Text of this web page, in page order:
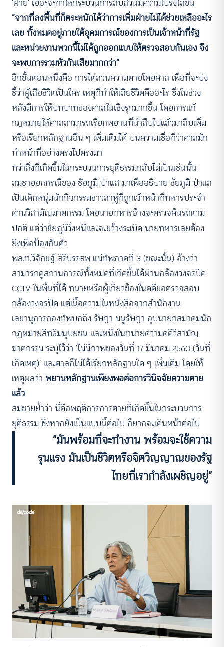
“จากที่ลงพื้นที่ก็ตระหนักได้ว่าการเพิ่มฝ่ายไม่ได้ช่วยเหลืออะไร
เลย ทั้งหมดอยู่ภายใต้อุดมการณ์ของการเป็นเจ้าหน้าที่รัฐ
และหน่วยงานพวกนี้ไม่ได้ถูกออกแบบให้ตรวจสอบกันเอง จึง
จะพบการรวมหัวกันเสียมากกว่า”
อีกขั้นตอนหนึ่งคือ การไต่สวนความตายโดยศาล เพื่อที่จะบ่ง
ชี้ว่าผู้เสียชีวิตเป็นใคร เหตุที่ทำให้เสียชีวิตคืออะไร ซึ่งในช่วง
หลังมีการให้บทบาทของศาลในเชิงรุกมากขึ้น โดยการแก้
กฎหมายให้ศาลสามารถเรียกพยานที่นำสืบไปแล้วมาสืบเพิ่ม
หรือเรียกหลักฐานอื่น ๆ เพิ่มเติมได้ บนความเชื่อที่ว่าศาลมัก
ทำหน้าที่อย่างตรงไปตรงมา
ทว่าสิ่งที่เกิดขึ้นในกระบวนการยุติธรรมกลับไม่เป็นเช่นนั้น
สมชายยกกรณีของ ชัยภูมิ ป่าแส มาเพื่ออธิบาย ชัยภูมิ ป่าแส
เป็นเด็กหนุ่มนักกิจกรรมชาวลาหู่ที่ถูกเจ้าหน้าที่ทหารประจำ
ด่านวิสามัญฆาตกรรม โดยนายทหารอ้างจะตรวจค้นรถตาม
ปกติ แต่ว่าชัยภูมิวิ่งหนีและจะขว้างระเบิด นายทหารเลยต้อง
ยิงเพื่อป้องกันตัว
พล.ท.วิจักขฐ์ สิริบรรสพ แม่ทัพภาคที่ 3 (ขณะนั้น) อ้างว่า
สามารถดูสถานการณ์ทั้งหมดที่เกิดขึ้นได้ผ่านกล้องวงจรปิด
CCTV ในพื้นที่ได้ ทนายหรือผู้เกี่ยวข้องในคดีขอตรวจสอบ
กล้องวงจรปิด แต่เนื้อความในหนังสือจากสำนักงาน
เลขานุการกองทัพบกถึง รัษฎา มนูรัษฎา อุปนายกสมาคมนัก
กฎหมายสิทธิมนุษยชน และหนึ่งในทนายความคดีวิสามัญ
ฆาตกรรม ระบุไว้ว่า ‘ไม่มีภาพของวันที่ 17 มีนาคม 2560 (วันที่
เกิดเหตุ)’ และศาลก็ไม่ได้เรียกหลักฐานใด ๆ เพิ่มเติม โดยให้
เหตุผลว่า พยานหลักฐานเพียงพอต่อการวินิจฉัยความตาย
แล้ว
สมชายย้ำว่า นี่คือพฤติการการตายที่เกิดขึ้นในกระบวนการ
ยุติธรรม ซึ่งหากยังเป็นแบบนี้ต่อไป ก็ยากจะเดินหน้าต่อไป
“มันพร้อมที่จะทำงาน พร้อมจะใช้ความ
รุนแรง มันเป็นชีวิตหรือจิตวิญญาณของรัฐ
ไทยที่เรากำลังเผชิญอยู่”